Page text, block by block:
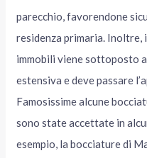
parecchio, favorendone
residenza primaria.
immobili viene sottoposto
estensiva e deve passare
Famosissime alcune
sono state accettate in
esempio, la bocciature di